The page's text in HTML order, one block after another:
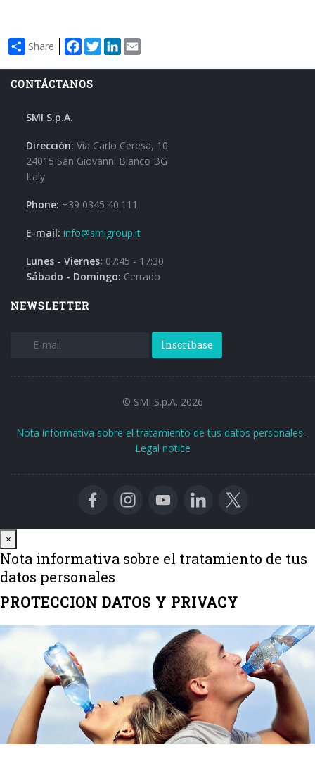
Share Facebook
TwitterLinkedIn
CONTÁCTANOS
SMI S.p.A.
Dirección: Via Carlo Ceresa, 10
24015 San Giovanni Bianco BG
Italy
Phone: +39 0345 40.111
E-mail: info@smigroup.it
Lunes - Viernes: 07:45 - 17:30
Sábado - Domingo: Cerrado
NEWSLETTER
Inscríbase
© SMI S.p.A. 2026
Nota informativa sobre el tratamiento de tus datos personales -
Legal notice
×
Nota informativa sobre el tratamiento de tus
datos personales
PROTECCION DATOS Y PRIVACY